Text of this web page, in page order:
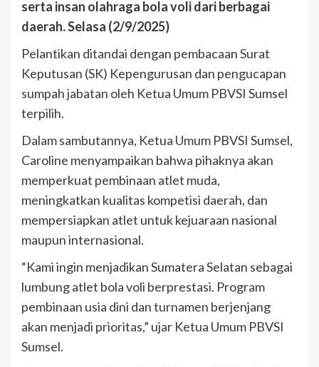
serta insan olahraga bola voli dari berbagai
daerah. Selasa (2/9/2025)
Pelantikan ditandai dengan pembacaan Surat
Keputusan (SK) Kepengurusan dan pengucapan
sumpah jabatan oleh Ketua Umum PBVSI Sumsel
terpilih.
Dalam sambutannya, Ketua Umum PBVSI Sumsel,
Caroline menyampaikan bahwa pihaknya akan
memperkuat pembinaan atlet muda,
meningkatkan kualitas kompetisi daerah, dan
mempersiapkan atlet untuk kejuaraan nasional
maupun internasional.
“Kami ingin menjadikan Sumatera Selatan sebagai
lumbung atlet bola voli berprestasi. Program
pembinaan usia dini dan turnamen berjenjang
akan menjadi prioritas,” ujar Ketua Umum PBVSI
Sumsel.